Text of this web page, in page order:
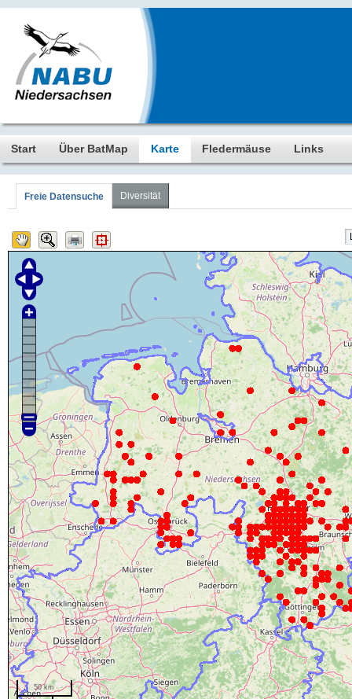
Start Über BatMap Karte Fledermäuse Links
Freie Datensuche Diversität
50 km